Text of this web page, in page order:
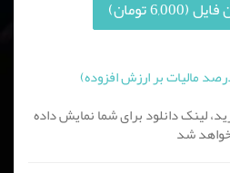
تومان)
لینک دانلود برای شما نمایش داده
شد